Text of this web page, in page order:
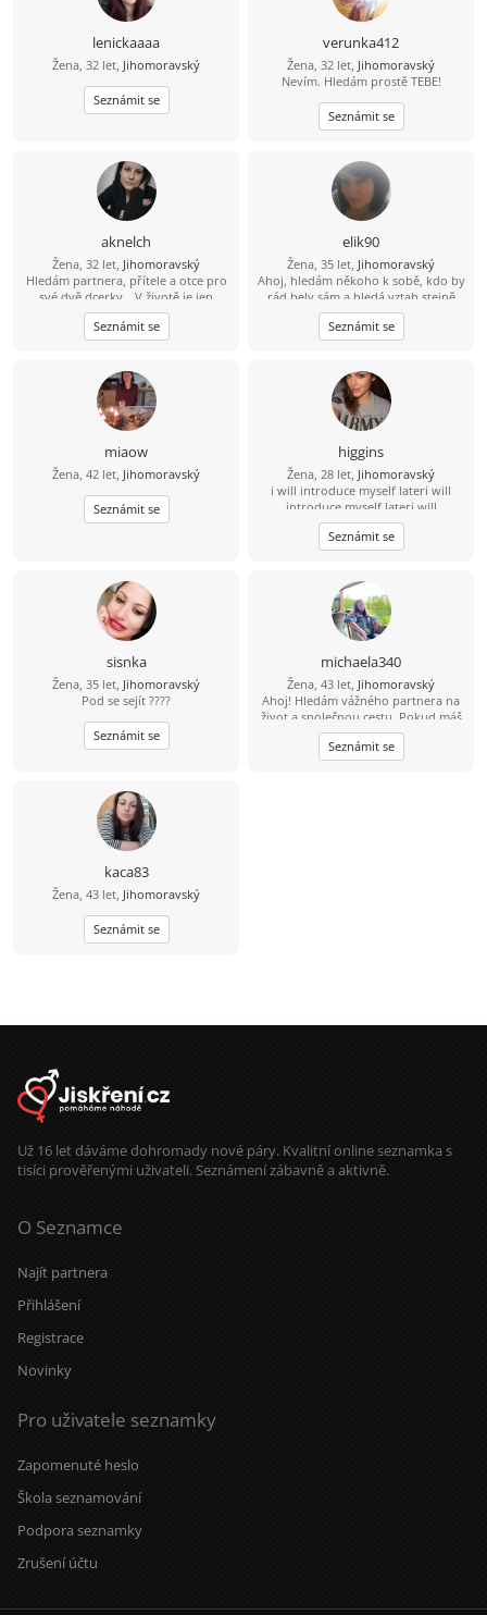
lenickaaaa
Žena, 32 let, Jihomoravský
Seznámit se
verunka412
Žena, 32 let, Jihomoravský
Nevím. Hledám prostě TEBE!
Seznámit se
aknelch
Žena, 32 let, Jihomoravský
Hledám partnera, přítele a otce pro
své dvě dcerky. „V životě je jen
jedno štěstí – milovat a být milován.“
Jsem obyčejná holka z vesnice, půl
života žiju ve městě. Mám ráda
Hledám chlapa, který ví, co chce,
touží po rodině a má srdce pro děti.
Pomůžeš mi najít tu správnou cestu
? A najdeš nás v Brně.
Seznámit se
elik90
Žena, 35 let, Jihomoravský
Ahoj, hledám někoho k sobě, kdo by
rád bely sám a hledá vztah stejně
jako já.
Seznámit se
miaow
Žena, 42 let, Jihomoravský
Seznámit se
higgins
Žena, 28 let, Jihomoravský
i will introduce myself lateri will
introduce myself lateri will
introduce myself lateri will
introduce myself lateri will
introduce myself lateri will
introduce myself later
Seznámit se
sisnka
Žena, 35 let, Jihomoravský
Pod se sejít ????
Seznámit se
michaela340
Žena, 43 let, Jihomoravský
Ahoj! Hledám vážného partnera na
život a společnou cestu. Pokud máš
zájem, dej mi svůj е-mаil – je to
jednoduché a zdarma. Těším se na
kontakt!
Seznámit se
kaca83
Žena, 43 let, Jihomoravský
Seznámit se
Už 16 let dáváme dohromady nové páry. Kvalitní online seznamka s
tisíci prověřenými uživateli. Seznámení zábavně a aktivně.
O Seznamce
Najít partnera
Přihlášení
Registrace
Novinky
Pro uživatele seznamky
Zapomenuté heslo
Škola seznamování
Podpora seznamky
Zrušení účtu